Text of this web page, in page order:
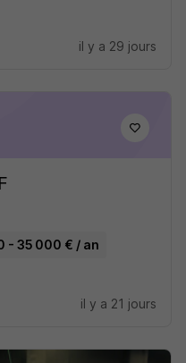
il y a 29 jours
- 35 000 € / an
il y a 21 jours